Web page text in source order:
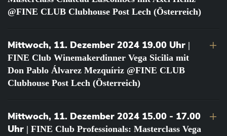
@FINE CLUB Clubhouse Post Lech (Österreich)
Mittwoch, 11. Dezember 2024 19.00 Uhr |
FINE Club Winemakerdinner Vega Sicilia mit
Don Pablo Álvarez Mezquíriz @FINE CLUB
Clubhouse Post Lech (Österreich)
Mittwoch, 11. Dezember 2024 15.00 - 17.00
Uhr | FINE Club Professionals: Masterclass Vega